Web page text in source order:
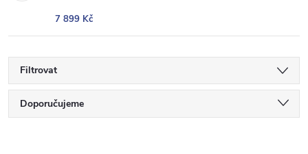
7 899 Kč
Filtrovat
Ř
Doporučujeme